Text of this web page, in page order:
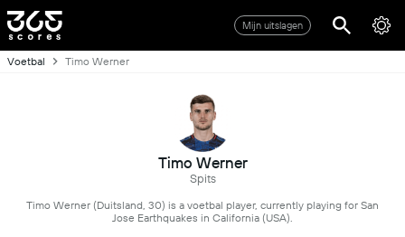
Mijn uitslagen
Voetbal Timo Werner
Timo Werner
Spits
Timo Werner (Duitsland, 30) is a voetbal player, currently playing for San
Jose Earthquakes in California (USA).